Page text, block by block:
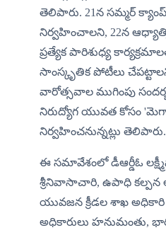
తెలిపారు. 21న సమ్మర్
నిర్వహించాలని, 22న
ప్రత్యేక పారిశుధ్య
సాంస్కృతిక పోటీలు
వారోత్సవాల ముగింపు
నిరుద్యోగ యువత కోసం
నిర్వహించనున్నట్లు తెలిపారు.
ఈ సమావేశంలో డీఆర్డీఓ
శ్రీనివాసాచారి, ఉపాధి కల్పన
యువజన క్రీడల శాఖ
అధికారులు హనుమంతు,